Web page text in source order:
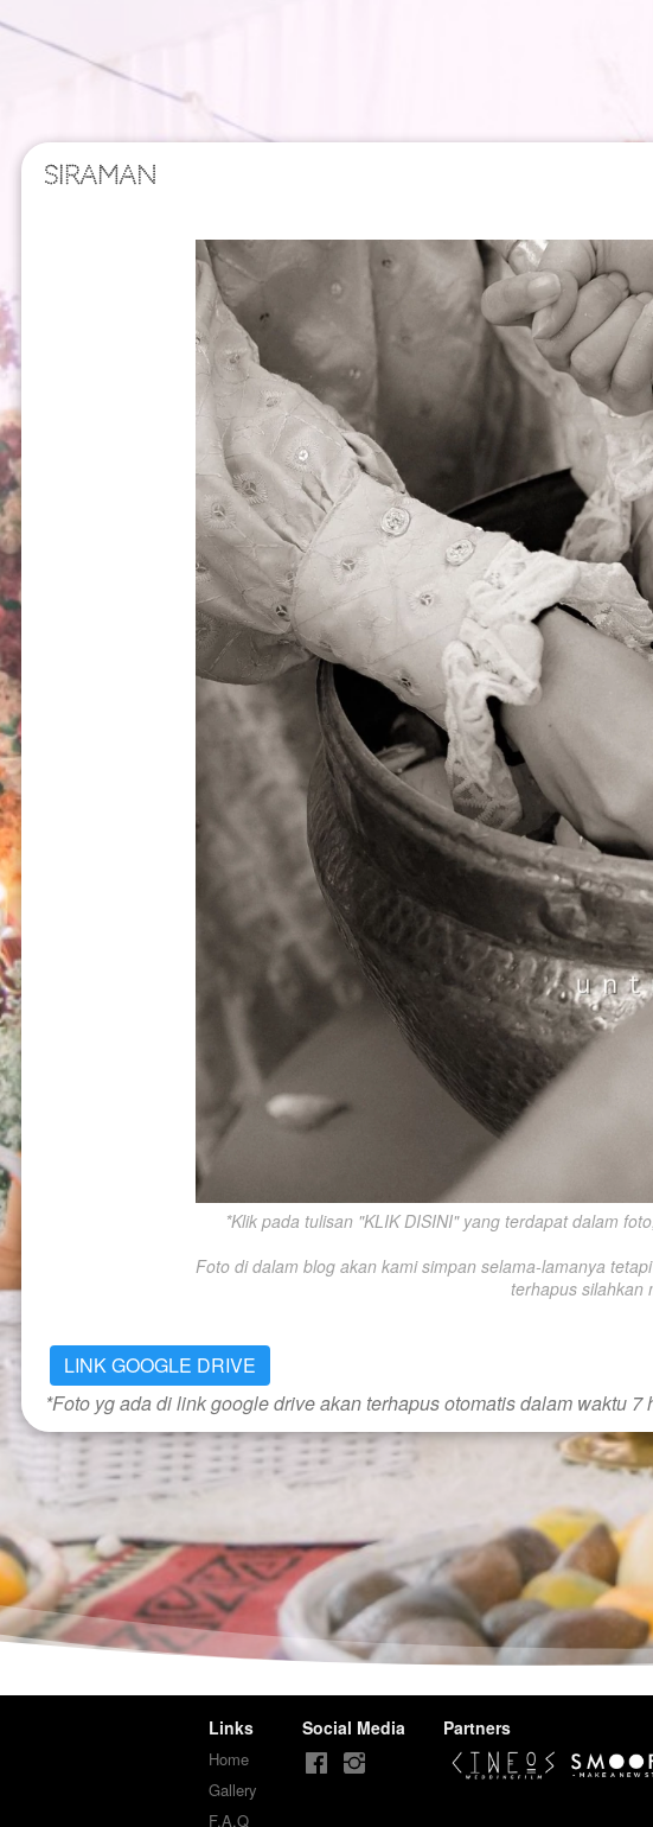
SIRAMAN
*Klik pada tulisan "KLIK DISINI" yang terdapat dalam
Foto di dalam blog akan kami simpan selama-lamanya
terhapus silahkan
LINK GOOGLE DRIVE
*Foto yg ada di link google drive akan terhapus otomatis dalam waktu
Links
Home
Gallery
F.A.Q
Social Media Partners